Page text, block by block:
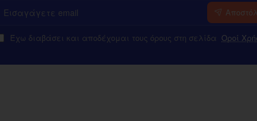
email
Έχω διαβάσει και αποδέχομαι τους όρους στη σελίδα Οροί